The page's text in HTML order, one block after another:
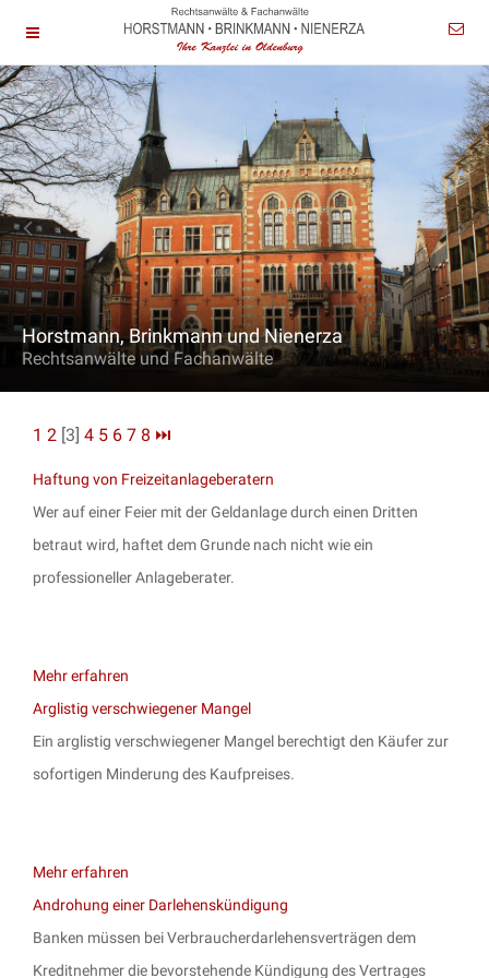
Horstmann, Brinkmann und Nienerza
Rechtsanwälte und Fachanwälte
1 2 [3] 4 5 6 7 8 ⏭
Haftung von Freizeitanlageberatern
Wer auf einer Feier mit der Geldanlage durch einen Dritten
betraut wird, haftet dem Grunde nach nicht wie ein
professioneller Anlageberater.
Mehr erfahren
Arglistig verschwiegener Mangel
Ein arglistig verschwiegener Mangel berechtigt den Käufer zur
sofortigen Minderung des Kaufpreises.
Mehr erfahren
Androhung einer Darlehenskündigung
Banken müssen bei Verbraucherdarlehensverträgen dem
Kreditnehmer die bevorstehende Kündigung des Vertrages